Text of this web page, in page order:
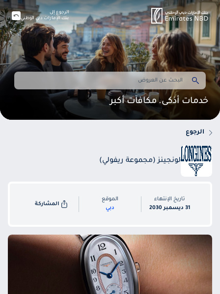
خدمات أذكى. مكافآت أكبر
الرجوع إلى
بنك الإمارات دبي الوطني
الرجوع
لونجينز (مجموعة ريفولي)
تاريخ الإنتهاء
31 ديسمبر 2030
الموقع
دبي
المشاركة